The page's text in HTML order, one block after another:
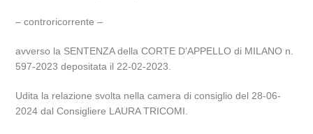
– controricorrente –
avverso la SENTENZA della CORTE D’APPELLO di MILANO n.
597-2023 depositata il 22-02-2023.
Udita la relazione svolta nella camera di consiglio del 28-06-
2024 dal Consigliere LAURA TRICOMI.